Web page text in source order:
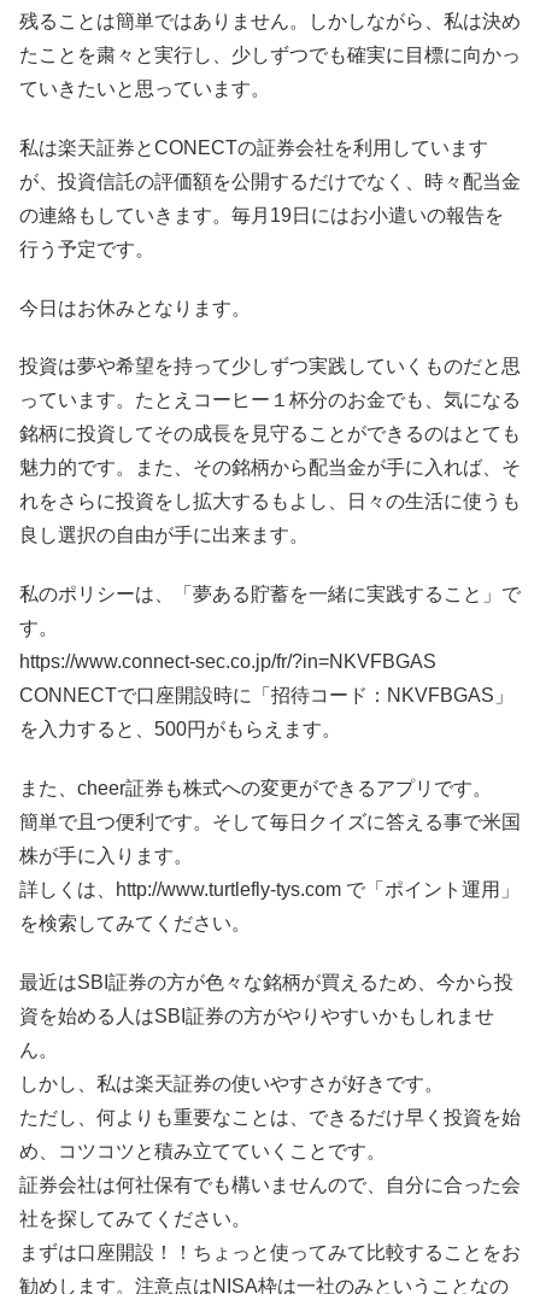
残ることは簡単ではありません。しかしながら、私は決め
たことを粛々と実行し、少しずつでも確実に目標に向かっ
ていきたいと思っています。
私は楽天証券とCONECTの証券会社を利用しています
が、投資信託の評価額を公開するだけでなく、時々配当金
の連絡もしていきます。毎月19日にはお小遣いの報告を
行う予定です。
今日はお休みとなります。
投資は夢や希望を持って少しずつ実践していくものだと思
っています。たとえコーヒー１杯分のお金でも、気になる
銘柄に投資してその成長を見守ることができるのはとても
魅力的です。また、その銘柄から配当金が手に入れば、そ
れをさらに投資をし拡大するもよし、日々の生活に使うも
良し選択の自由が手に出来ます。
私のポリシーは、「夢ある貯蓄を一緒に実践すること」で
す。
https://www.connect-sec.co.jp/fr/?in=NKVFBGAS
CONNECTで口座開設時に「招待コード：NKVFBGAS」
を入力すると、500円がもらえます。
また、cheer証券も株式への変更ができるアプリです。
簡単で且つ便利です。そして毎日クイズに答える事で米国
株が手に入ります。
詳しくは、http://www.turtlefly-tys.com で「ポイント運用」
を検索してみてください。
最近はSBI証券の方が色々な銘柄が買えるため、今から投
資を始める人はSBI証券の方がやりやすいかもしれませ
ん。
しかし、私は楽天証券の使いやすさが好きです。
ただし、何よりも重要なことは、できるだけ早く投資を始
め、コツコツと積み立てていくことです。
証券会社は何社保有でも構いませんので、自分に合った会
社を探してみてください。
まずは口座開設！！ちょっと使ってみて比較することをお
勧めします。注意点はNISA枠は一社のみということなの